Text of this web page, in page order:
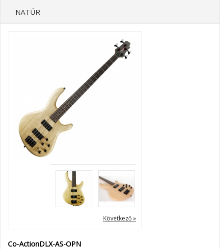
NATÚR
Következő »
Co-ActionDLX-AS-OPN